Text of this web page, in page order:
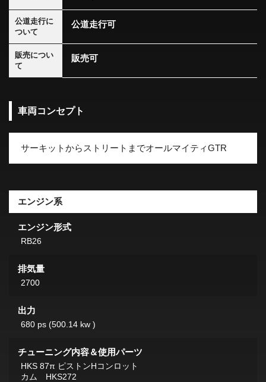
公道走行に
ついて
公道走行可
販売につい
て
販売可
車両コンセプト
サーキットからストリートまでオールマイティGTR
エンジン系
エンジン形式
RB26
排気量
2700
出力
680 ps (500.14 kw )
チューニング内容＆使用パーツ
HKS 87π ピストンHコンロット
カム HKS272